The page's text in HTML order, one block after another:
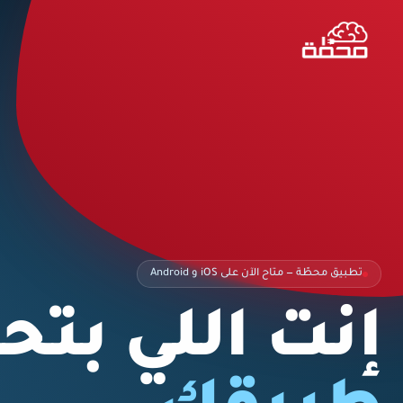
تطبيق محطّة — متاح الآن على iOS و Android
إنت اللي